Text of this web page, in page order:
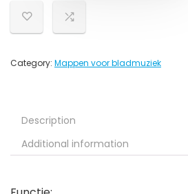
Category: Mappen voor bladmuziek
Description
Additional information